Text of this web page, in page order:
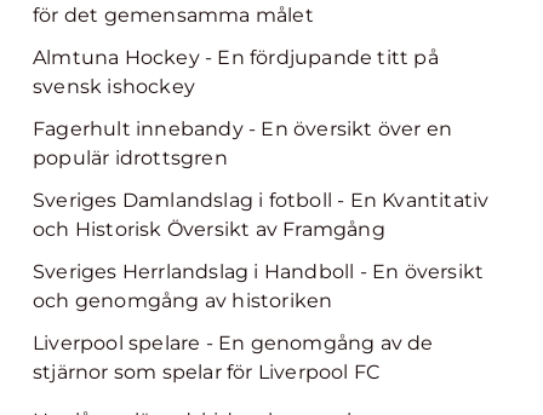
för det gemensamma målet
Almtuna Hockey - En fördjupande titt på
svensk ishockey
Fagerhult innebandy - En översikt över en
populär idrottsgren
Sveriges Damlandslag i fotboll - En Kvantitativ
och Historisk Översikt av Framgång
Sveriges Herrlandslag i Handboll - En översikt
och genomgång av historiken
Liverpool spelare - En genomgång av de
stjärnor som spelar för Liverpool FC